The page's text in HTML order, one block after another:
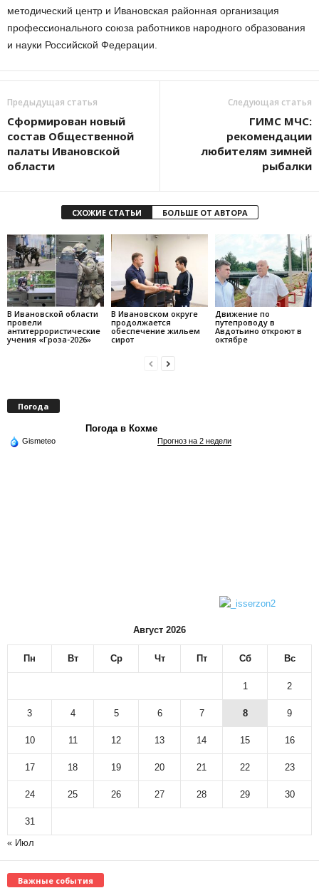
методический центр и Ивановская районная организация
профессионального союза работников народного образования
и науки Российской Федерации.
Предыдущая статья
Сформирован новый
состав Общественной
палаты Ивановской
области
Следующая статья
ГИМС МЧС:
рекомендации
любителям зимней
рыбалки
СХОЖИЕ СТАТЬИ БОЛЬШЕ ОТ АВТОРА
В Ивановской области
провели
антитеррористические
учения «Гроза-2026»
В Ивановском округе
продолжается
обеспечение жильем
сирот
Движение по
путепроводу в
Авдотьино откроют в
октябре
Погода
Погода в Кохме
Gismeteo Прогноз на 2 недели
Август 2026
Пн Вт Ср Чт Пт Сб Вс
1 2
3 4 5 6 7 8 9
10 11 12 13 14 15 16
17 18 19 20 21 22 23
24 25 26 27 28 29 30
31
« Июл
Важные события